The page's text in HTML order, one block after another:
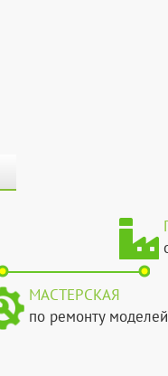
МАСТЕРСКАЯ
по ремонту моделей